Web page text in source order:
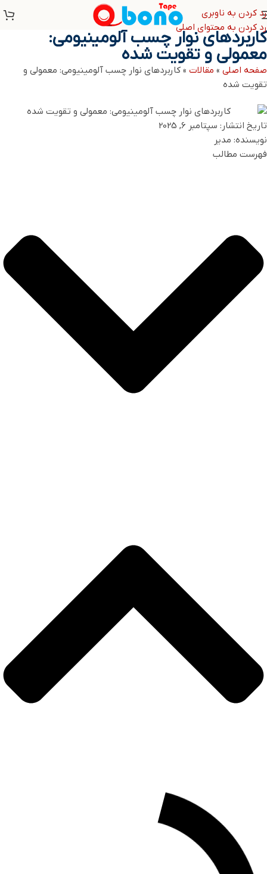
رد کردن به ناوبری
رد کردن به محتوای اصلی
کاربردهای نوار چسب آلومینیومی:
معمولی و تقویت شده
صفحه اصلی » مقالات » کاربردهای نوار چسب آلومینیومی: معمولی و
تقویت شده
تاریخ انتشار: سپتامبر 6, 2025
نویسنده: مدیر
فهرست مطالب